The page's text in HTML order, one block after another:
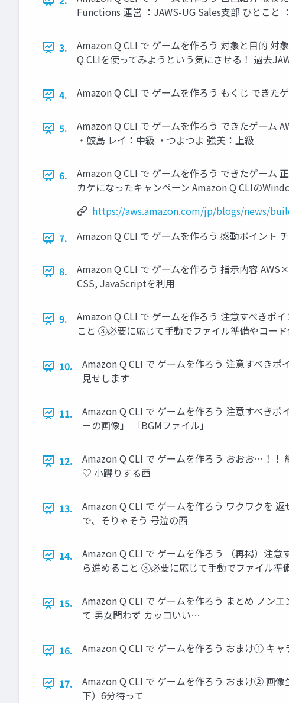
Functions 運営 ：JAWS-UG Sales支部 ひとこと
3.
Amazon Q CLI で ゲームを作ろう 対象と目的 対
Q CLIを使ってみようという気にさせる！ 過去
4. Amazon Q CLI で ゲームを作ろう もくじ できた
5.
Amazon Q CLI で ゲームを作ろう できたゲーム
・鮫島 レイ：中級 ・つよつよ 強美：上級
6.
Amazon Q CLI で ゲームを作ろう できたゲーム
カケになったキャンペーン Amazon Q CLIの
https://aws.amazon.com/jp/blogs/news/
7.
Amazon Q CLI で ゲームを作ろう 感動ポイント
8.
Amazon Q CLI で ゲームを作ろう 指示内容
CSS, JavaScriptを利用
9.
Amazon Q CLI で ゲームを作ろう 注意すべきポ
こと ③必要に応じて手動でファイル準備やコー
10.
Amazon Q CLI で ゲームを作ろう 注意すべき
見せします
11.
Amazon Q CLI で ゲームを作ろう 注意すべき
ーの画像」 「BGMファイル」
12.
Amazon Q CLI で ゲームを作ろう おおお…！！
♡ 小躍りする西
13.
Amazon Q CLI で ゲームを作ろう ワクワクを
で、そりゃそう 号泣の西
14.
Amazon Q CLI で ゲームを作ろう （再掲）注
ら進めること ③必要に応じて手動でファイル準
15.
Amazon Q CLI で ゲームを作ろう まとめ ノン
て 男女問わず カッコいい…
16. Amazon Q CLI で ゲームを作ろう おまけ① キャ
17.
Amazon Q CLI で ゲームを作ろう おまけ② 画
下）6分待って